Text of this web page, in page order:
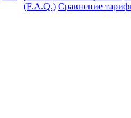
(F.A.Q.) Cравнение